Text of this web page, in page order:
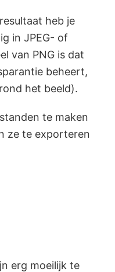
heb je
in JPEG- of
van PNG is dat
beheert,
het beeld).
te maken
ze te exporteren
erg moeilijk te